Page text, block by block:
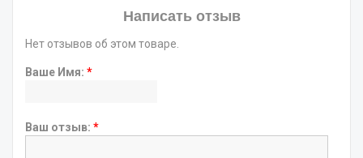
Написать отзыв
Нет отзывов об этом товаре.
Ваше Имя: *
Ваш отзыв: *